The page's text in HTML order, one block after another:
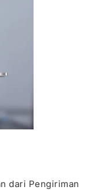
dari Pengiriman